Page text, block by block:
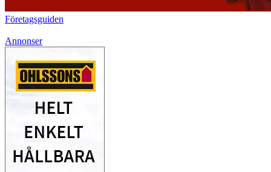
Företagsguiden
Annonser